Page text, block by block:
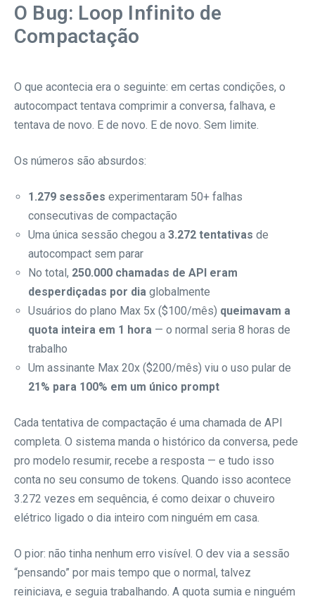
O Bug: Loop Infinito de
Compactação
O que acontecia era o seguinte: em certas condições, o
autocompact tentava comprimir a conversa, falhava, e
tentava de novo. E de novo. E de novo. Sem limite.
Os números são absurdos:
1.279 sessões experimentaram 50+ falhas
consecutivas de compactação
Uma única sessão chegou a 3.272 tentativas de
autocompact sem parar
No total, 250.000 chamadas de API eram
desperdiçadas por dia globalmente
Usuários do plano Max 5x ($100/mês) queimavam a
quota inteira em 1 hora — o normal seria 8 horas de
trabalho
Um assinante Max 20x ($200/mês) viu o uso pular de
21% para 100% em um único prompt
Cada tentativa de compactação é uma chamada de API
completa. O sistema manda o histórico da conversa, pede
pro modelo resumir, recebe a resposta — e tudo isso
conta no seu consumo de tokens. Quando isso acontece
3.272 vezes em sequência, é como deixar o chuveiro
elétrico ligado o dia inteiro com ninguém em casa.
O pior: não tinha nenhum erro visível. O dev via a sessão
“pensando” por mais tempo que o normal, talvez
reiniciava, e seguia trabalhando. A quota sumia e ninguém